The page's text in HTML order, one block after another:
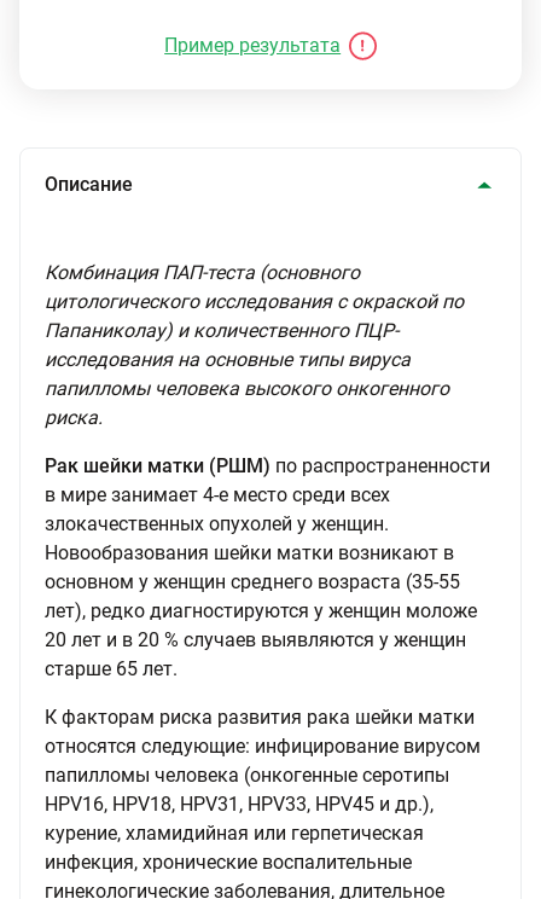
Пример результата
Описание
Комбинация ПАП-теста (основного
цитологического исследования с окраской по
Папаниколау) и количественного ПЦР-
исследования на основные типы вируса
папилломы человека высокого онкогенного
риска.
Рак шейки матки (РШМ) по распространенности
в мире занимает 4-е место среди всех
злокачественных опухолей у женщин.
Новообразования шейки матки возникают в
основном у женщин среднего возраста (35-55
лет), редко диагностируются у женщин моложе
20 лет и в 20 % случаев выявляются у женщин
старше 65 лет.
К факторам риска развития рака шейки матки
относятся следующие: инфицирование вирусом
папилломы человека (онкогенные серотипы
HPV16, HPV18, HPV31, HPV33, HPV45 и др.),
курение, хламидийная или герпетическая
инфекция, хронические воспалительные
гинекологические заболевания, длительное